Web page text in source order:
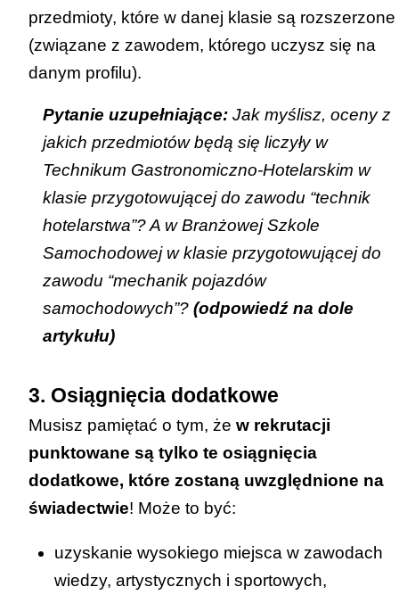
przedmioty, które w danej klasie są rozszerzone
(związane z zawodem, którego uczysz się na
danym profilu).
Pytanie uzupełniające: Jak myślisz, oceny z
jakich przedmiotów będą się liczyły w
Technikum Gastronomiczno-Hotelarskim w
klasie przygotowującej do zawodu “technik
hotelarstwa”? A w Branżowej Szkole
Samochodowej w klasie przygotowującej do
zawodu “mechanik pojazdów
samochodowych”? (odpowiedź na dole
artykułu)
3. Osiągnięcia dodatkowe
Musisz pamiętać o tym, że w rekrutacji
punktowane są tylko te osiągnięcia
dodatkowe, które zostaną uwzględnione na
świadectwie! Może to być:
uzyskanie wysokiego miejsca w zawodach
wiedzy, artystycznych i sportowych,